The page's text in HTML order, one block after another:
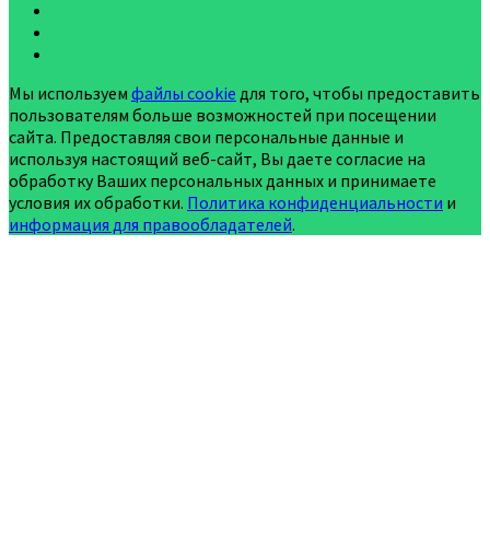
Мы используем файлы cookie для того, чтобы предоставить
пользователям больше возможностей при посещении
сайта. Предоставляя свои персональные данные и
используя настоящий веб-сайт, Вы даете согласие на
обработку Ваших персональных данных и принимаете
условия их обработки. Политика конфиденциальности и
информация для правообладателей.